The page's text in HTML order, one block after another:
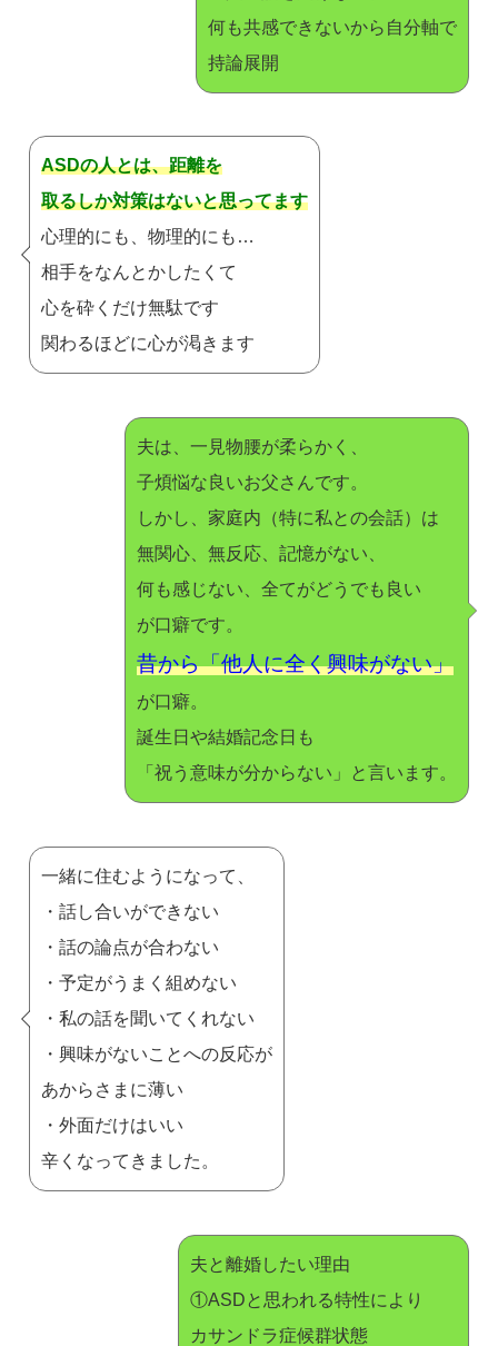
何も共感できないから自分軸で
持論展開
ASDの人とは、距離を
取るしか対策はないと思ってます
心理的にも、物理的にも…
相手をなんとかしたくて
心を砕くだけ無駄です
関わるほどに心が渇きます
夫は、一見物腰が柔らかく、
子煩悩な良いお父さんです。
しかし、家庭内（特に私との会話）は
無関心、無反応、記憶がない、
何も感じない、全てがどうでも良い
が口癖です。
昔から「他人に全く興味がない」
が口癖。
誕生日や結婚記念日も
「祝う意味が分からない」と言います。
一緒に住むようになって、
・話し合いができない
・話の論点が合わない
・予定がうまく組めない
・私の話を聞いてくれない
・興味がないことへの反応が
あからさまに薄い
・外面だけはいい
辛くなってきました。
夫と離婚したい理由
①ASDと思われる特性により
カサンドラ症候群状態